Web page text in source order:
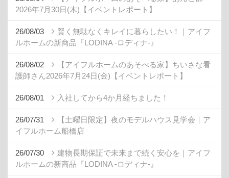
2026年7月30日(木)【イベントレポート】
26/08/03
賢く無駄なくキレイに暮らしたい！｜アイフ
ルホームの新商品『LODINA -ロディナ-』
26/08/02
【アイフルホームのあそべる家】ちいさな看
護師さん2026年7月24日(金)【イベントレポート】
26/08/01 入社してから4か月経ちました！
26/07/31
【土曜日限定】夜のモデルハウス見学会｜ア
イフルホーム船橋店
26/07/30
建物長期保証で未来まで続く安心を｜アイフ
ルホームの新商品『LODINA -ロディナ-』